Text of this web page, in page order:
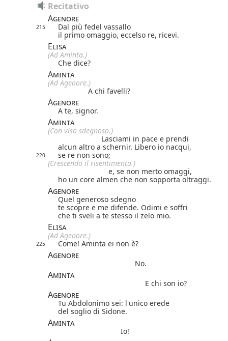
Recitativo
Agenore
215
Dal più fedel vassallo
il primo omaggio, eccelso re, ricevi.
Elisa
(Ad Aminta.)
Che dice?
Aminta
(Ad Agenore.)
A chi favelli?
Agenore
A te, signor.
Aminta
(Con viso sdegnoso.)
Lasciami in pace e prendi
alcun altro a schernir. Libero io nacqui,
220
se re non sono;
(Crescendo il risentimento.)
e, se non merto omaggi,
ho un core almen che non sopporta oltraggi.
Agenore
Quel generoso sdegno
te scopre e me difende. Odimi e soffri
che ti sveli a te stesso il zelo mio.
Elisa
(Ad Agenore.)
225 Come! Aminta ei non è?
Agenore
No.
Aminta
E chi son io?
Agenore
Tu Abdolonimo sei: l'unico erede
del soglio di Sidone.
Aminta
Io!